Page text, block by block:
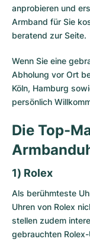
anprobieren und
Armband für Sie
beratend zur Seite.
Wenn Sie eine
Abholung vor Ort
Köln, Hamburg
persönlich
Die Top-
1) Rolex
Als berühmteste
Uhren von Rolex
stellen zudem
gebrauchten